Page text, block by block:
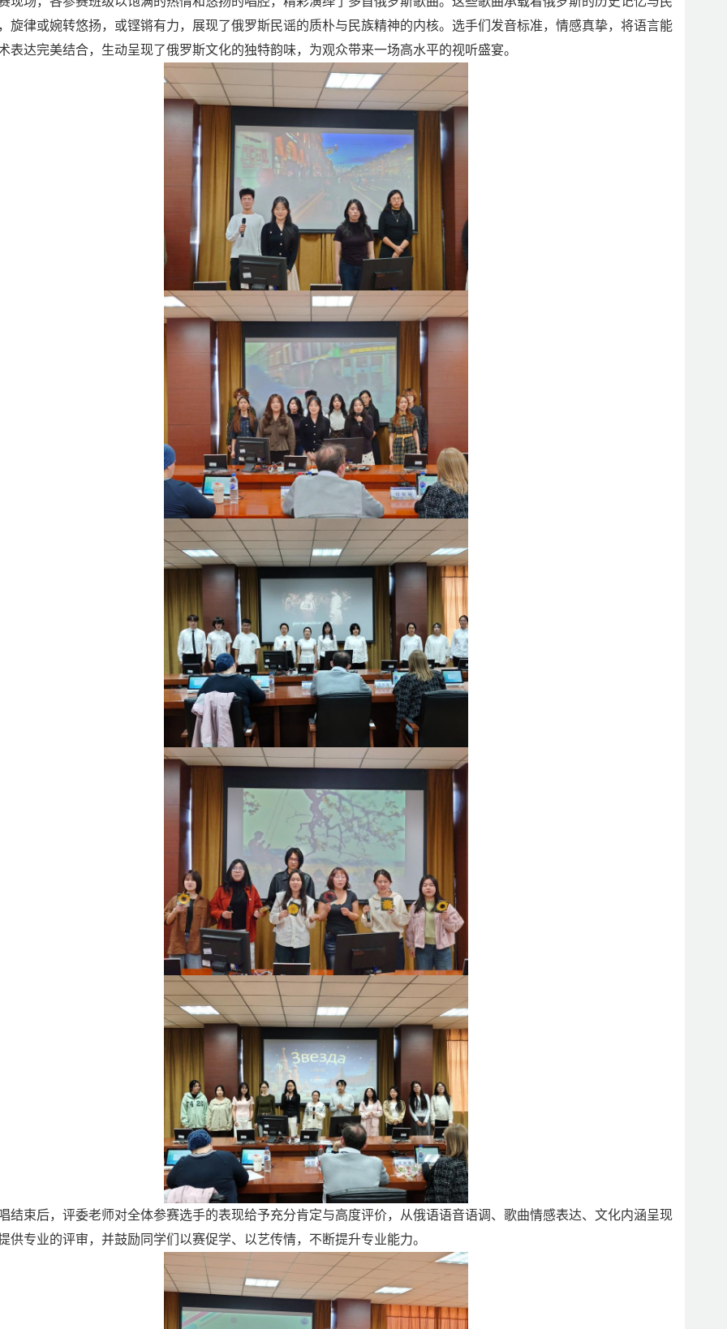
旋律或婉转悠扬，或铿锵有力，展现了俄罗斯民谣的质朴与民族精神的内核。选手们发音标准，情感真挚，将语言能
表达完美结合，生动呈现了俄罗斯文化的独特韵味，为观众带来一场高水平的视听盛宴。
结束后，评委老师对全体参赛选手的表现给予充分肯定与高度评价，从俄语语音语调、歌曲情感表达、文化内涵呈现
供专业的评审，并鼓励同学们以赛促学、以艺传情，不断提升专业能力。